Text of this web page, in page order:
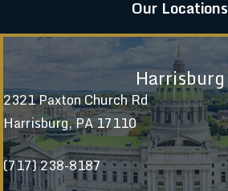
Our Locations
Harrisburg
2321 Paxton Church Rd
Harrisburg, PA 17110
(717) 238-8187